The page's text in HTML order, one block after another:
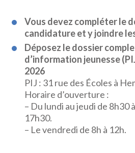
Vous devez compléter le
candidature et y joindre
Déposez le dossier
d’information jeunesse
2026
PIJ : 31 rue des Écoles à
Horaire d’ouverture :
– Du lundi au jeudi de 8h30
17h30.
– Le vendredi de 8h à 12h.